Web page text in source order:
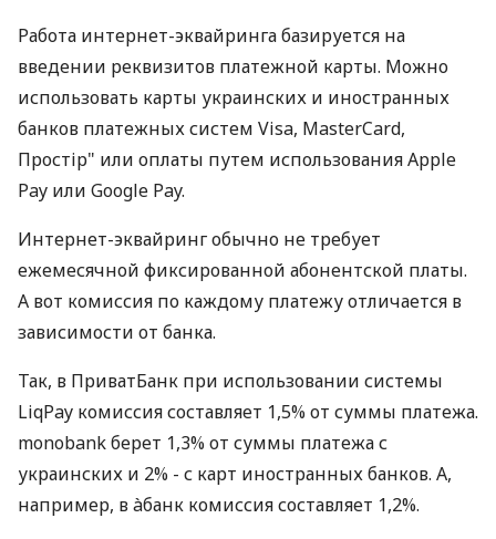
Работа интернет-эквайринга базируется на
введении реквизитов платежной карты. Можно
использовать карты украинских и иностранных
банков платежных систем Visa, MasterCard,
Простір" или оплаты путем использования Apple
Pay или Google Pay.
Интернет-эквайринг обычно не требует
ежемесячной фиксированной абонентской платы.
А вот комиссия по каждому платежу отличается в
зависимости от банка.
Так, в ПриватБанк при использовании системы
LiqPay комиссия составляет 1,5% от суммы платежа.
monobank берет 1,3% от суммы платежа с
украинских и 2% - с карт иностранных банков. А,
например, в àбанк комиссия составляет 1,2%.